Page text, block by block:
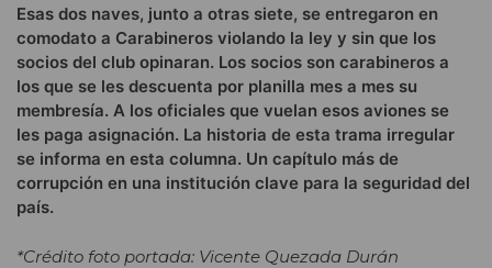
Esas dos naves, junto a otras siete, se entregaron en
comodato a Carabineros violando la ley y sin que los
socios del club opinaran. Los socios son carabineros a
los que se les descuenta por planilla mes a mes su
membresía. A los oficiales que vuelan esos aviones se
les paga asignación. La historia de esta trama irregular
se informa en esta columna. Un capítulo más de
corrupción en una institución clave para la seguridad del
país.
*Crédito foto portada: Vicente Quezada Durán